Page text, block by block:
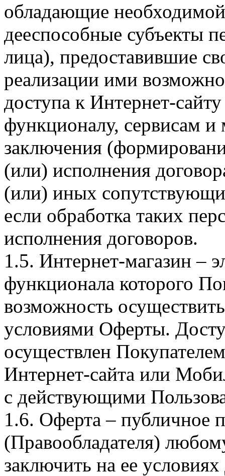
обладающие
дееспособные субъекты
лица), предоставившие
реализации ими
доступа к Интернет-
функционалу, сервисам и
заключения
(или) исполнения
(или) иных
если обработка таких
исполнения договоров.
1.5. Интернет-магазин –
функционала которого
возможность
условиями Оферты.
осуществлен
Интернет-сайта или
с действующими
1.6. Оферта – публичное
(Правообладателя)
заключить на ее